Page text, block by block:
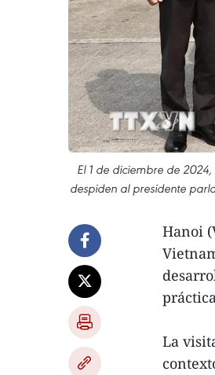
El 1 de diciembre de
despiden al presidente
Hanoi
La